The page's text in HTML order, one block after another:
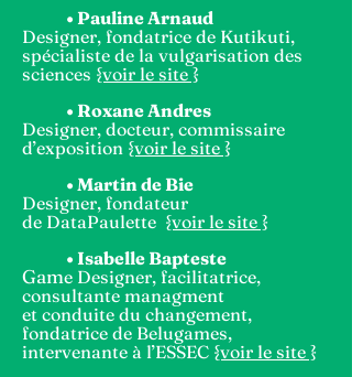
• Pauline Arnaud
Designer, fondatrice de Kutikuti,
spécialiste de la vulgarisation des
sciences {voir le site }
• Roxane Andres
Designer, docteur, commissaire
d’exposition {voir le site }
• Martin de Bie
Designer, fondateur
de DataPaulette {voir le site }
• Isabelle Bapteste
Game Designer, facilitatrice,
consultante managment
et conduite du changement,
fondatrice de Belugames,
intervenante à l’ESSEC {voir le site }